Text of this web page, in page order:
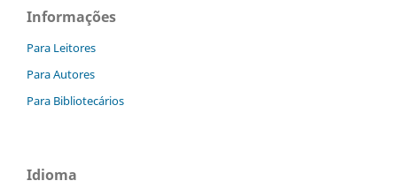
Informações
Para Leitores
Para Autores
Para Bibliotecários
Idioma